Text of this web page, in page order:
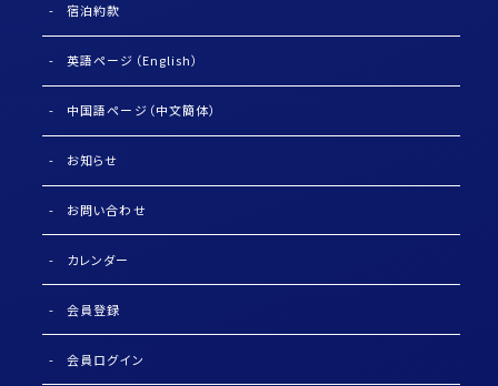
宿泊約款
英語ページ（English）
中国語ページ（中文簡体）
お知らせ
お問い合わせ
カレンダー
会員登録
会員ログイン